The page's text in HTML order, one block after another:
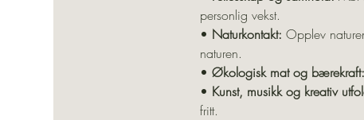
personlig vekst.
• Naturkontakt: Opplev
naturen.
• Økologisk mat og bærekraft:
• Kunst, musikk og kreativ
fritt.